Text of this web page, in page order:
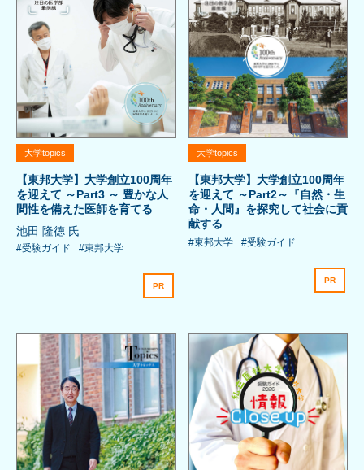
大学topics
【東邦大学】大学創立100周年
を迎えて ～Part3 ～ 豊かな人
間性を備えた医師を育てる
池田 隆徳 氏
#受験ガイド #東邦大学
PR
大学topics
【東邦大学】大学創立100周年
を迎えて ～Part2～『自然・生
命・人間』を探究して社会に貢
献する
#東邦大学 #受験ガイド
PR